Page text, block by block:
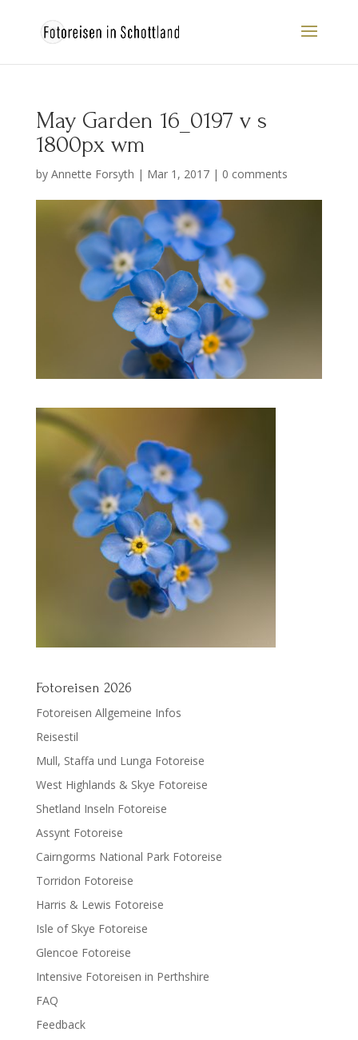
May Garden 16_0197 v s
1800px wm
by Annette Forsyth | Mar 1, 2017| 0 comments
Fotoreisen 2026
Fotoreisen Allgemeine Infos
Reisestil
Mull, Staffa und Lunga Fotoreise
West Highlands & Skye Fotoreise
Shetland Inseln Fotoreise
Assynt Fotoreise
Cairngorms National Park Fotoreise
Torridon Fotoreise
Harris & Lewis Fotoreise
Isle of Skye Fotoreise
Glencoe Fotoreise
Intensive Fotoreisen in Perthshire
FAQ
Feedback